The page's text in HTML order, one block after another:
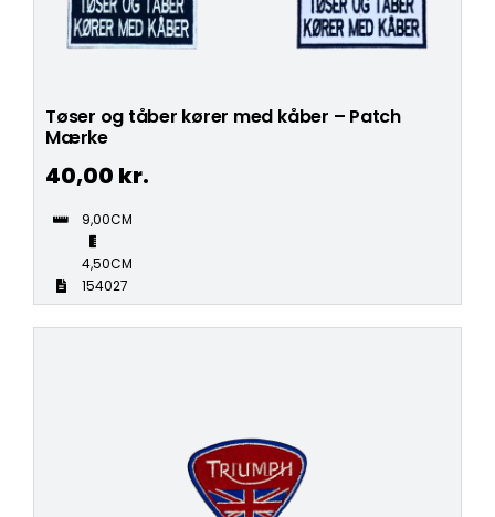
Tøser og tåber kører med kåber – Patch
Mærke
40,00 kr.
9,00CM
4,50CM
154027